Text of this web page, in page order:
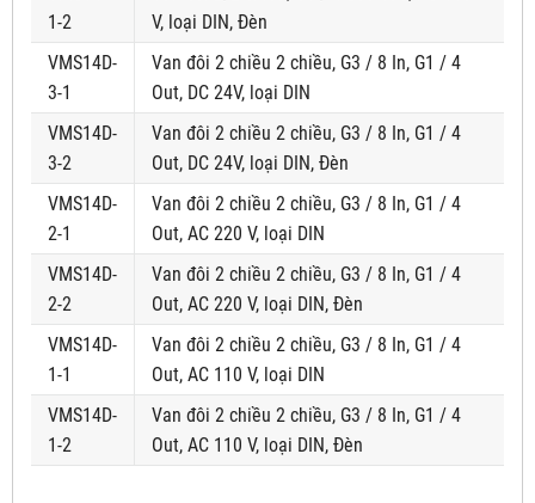
1-2
V, loại DIN, Đèn
VMS14D-
3-1
Van đôi 2 chiều 2 chiều, G3 / 8 In, G1 / 4
Out, DC 24V, loại DIN
VMS14D-
3-2
Van đôi 2 chiều 2 chiều, G3 / 8 In, G1 / 4
Out, DC 24V, loại DIN, Đèn
VMS14D-
2-1
Van đôi 2 chiều 2 chiều, G3 / 8 In, G1 / 4
Out, AC 220 V, loại DIN
VMS14D-
2-2
Van đôi 2 chiều 2 chiều, G3 / 8 In, G1 / 4
Out, AC 220 V, loại DIN, Đèn
VMS14D-
1-1
Van đôi 2 chiều 2 chiều, G3 / 8 In, G1 / 4
Out, AC 110 V, loại DIN
VMS14D-
1-2
Van đôi 2 chiều 2 chiều, G3 / 8 In, G1 / 4
Out, AC 110 V, loại DIN, Đèn